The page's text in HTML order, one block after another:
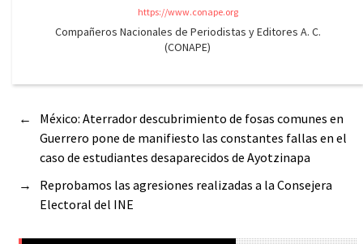
https://www.conape.org
Compañeros Nacionales de Periodistas y Editores A. C.
(CONAPE)
←
México: Aterrador descubrimiento de fosas comunes en
Guerrero pone de manifiesto las constantes fallas en el
caso de estudiantes desaparecidos de Ayotzinapa
→
Reprobamos las agresiones realizadas a la Consejera
Electoral del INE